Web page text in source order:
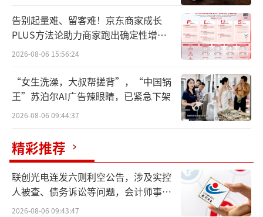
项最多的亚洲乳企。
伊利集团副总裁司徒文佑博士受邀在大会
首日核心环节“行业领导力论坛”上发表主旨
演讲并出席圆桌论坛。这也是伊利第十次登上
全球乳业大会演讲台，持续向世界展示中国乳
业在营养科学、产品创新与全球化发展中的前
亮相现场，全方位展现伊利在精准营养领域的
创新成果。
深耕精准营养研究，展现中国乳业创新方
告别起量难、留客难！京东商家成长
PLUS方法论助力商家跑出确定性增长
路径
2026-08-06 15:56:24
“女生洗澡，大叔帮搓背”，“中国锅
王”苏泊尔AI广告辣眼睛，已紧急下架
2026-08-06 09:44:37
精彩推荐
联创光电连发六则利空公告，涉及实控
人被查、债务诉讼等问题，会计师事务
所曾出具“保留意见”
2026-08-06 09:43:47